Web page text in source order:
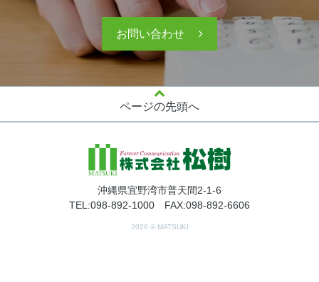
お問い合わせ
ページの先頭へ
沖縄県宜野湾市普天間2-1-6
TEL:098-892-1000 FAX:098-892-6606
2026 © MATSUKI